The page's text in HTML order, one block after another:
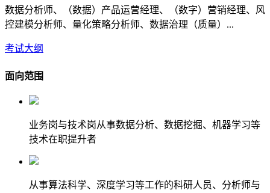
数据分析师、（数据）产品运营经理、（数字）营销经理、风
控建模分析师、量化策略分析师、数据治理（质量）...
考试大纲
面向范围
业务岗与技术岗从事数据分析、数据挖掘、机器学习等
技术在职提升者
从事算法科学、深度学习等工作的科研人员、分析师与